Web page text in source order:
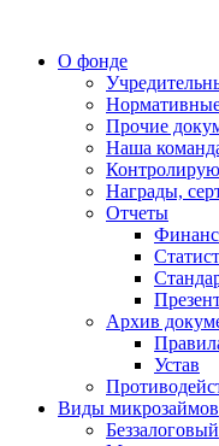
О фонде
Прочие
Наша
Награды,
Отчеты
Архив
Устав
Виды микрозаймов
Беззалоговый